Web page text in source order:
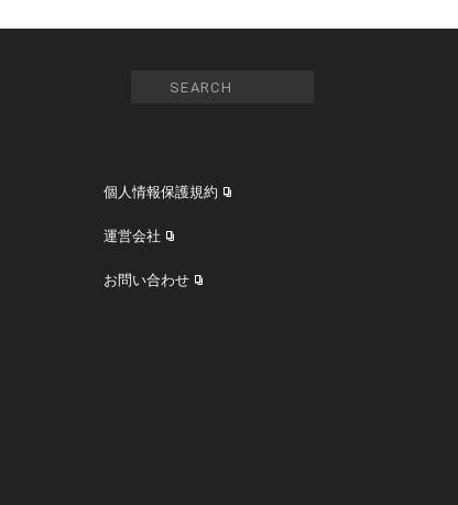
個人情報保護規約
運営会社
お問い合わせ